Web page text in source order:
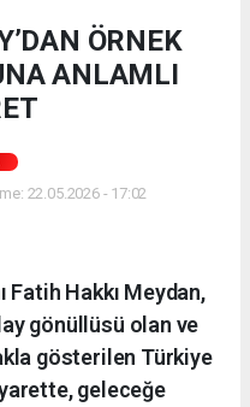
ÖRNEK
ANLAMLI
22.05.2026 - 17:02
Fatih Hakkı Meydan,
gönüllüsü olan ve
gösterilen Türkiye
geleceğe